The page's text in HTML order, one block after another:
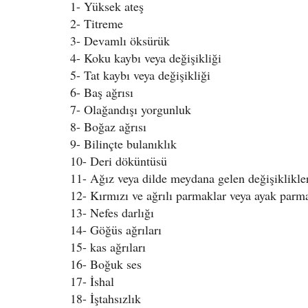
1- Yüksek ateş
2- Titreme
3- Devamlı öksürük
4- Koku kaybı veya değişikliği
5- Tat kaybı veya değişikliği
6- Baş ağrısı
7- Olağandışı yorgunluk
8- Boğaz ağrısı
9- Bilinçte bulanıklık
10- Deri döküntüsü
11- Ağız veya dilde meydana gelen
12- Kırmızı ve ağrılı parmaklar veya ayak
13- Nefes darlığı
14- Göğüs ağrıları
15- kas ağrıları
16- Boğuk ses
17- İshal
18- İştahsızlık